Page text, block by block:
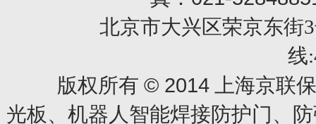
北京市大兴区荣京东街3
线
版权所有 © 2014上海京联
光板、机器人智能焊接防护门、